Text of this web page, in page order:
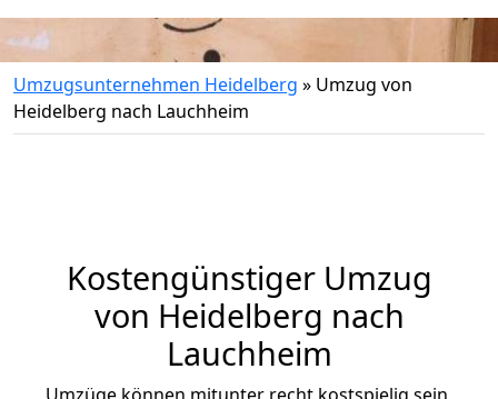
Umzugsunternehmen Heidelberg » Umzug von
Heidelberg nach Lauchheim
Kostengünstiger Umzug
von Heidelberg nach
Lauchheim